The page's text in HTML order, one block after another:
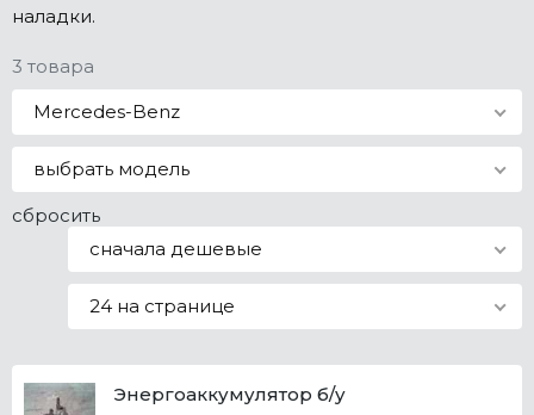
наладки.
3 товара
Mercedes-Benz
выбрать модель
сбросить
сначала дешевые
24 на странице
Энергоаккумулятор б/у